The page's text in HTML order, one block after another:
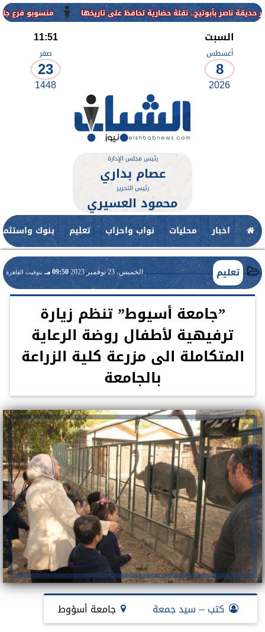
منسوبو فرع جامعة الأزهر
السبت
أغسطس
8
2026
11:51
صفر
23
1448
رئيس مجلس الإدارة
عصام بداري
رئيس التحرير
محمود العسيري
اخبار محليات نواب واحزاب تعليم بنوك
تعليم الخميس، 23 نوفمبر 2023 09:50 مـ بتوقيت القاهرة
”جامعة أسيوط” تنظم زيارة
ترفيهية لأطفال روضة الرعاية
المتكاملة الى مزرعة كلية الزراعة
بالجامعة
كتب -- سيد جمعة جامعة أسؤوط